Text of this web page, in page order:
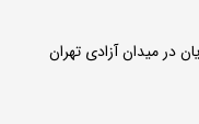
در میدان آزادی تهران